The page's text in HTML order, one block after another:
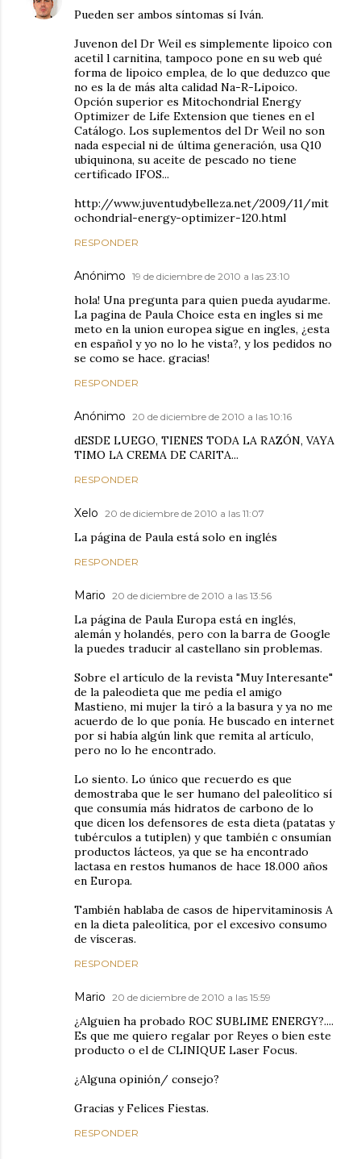
Pueden ser ambos síntomas sí Iván.
Juvenon del Dr Weil es simplemente lipoico con
acetil l carnitina, tampoco pone en su web qué
forma de lipoico emplea, de lo que deduzco que
no es la de más alta calidad Na-R-Lipoico.
Opción superior es Mitochondrial Energy
Optimizer de Life Extension que tienes en el
Catálogo. Los suplementos del Dr Weil no son
nada especial ni de última generación, usa Q10
ubiquinona, su aceite de pescado no tiene
certificado IFOS...
http://www.juventudybelleza.net/2009/11/mit
ochondrial-energy-optimizer-120.html
RESPONDER
Anónimo 19 de diciembre de 2010 a las 23:10
hola! Una pregunta para quien pueda ayudarme.
La pagina de Paula Choice esta en ingles si me
meto en la union europea sigue en ingles, ¿esta
en español y yo no lo he vista?, y los pedidos no
se como se hace. gracias!
RESPONDER
Anónimo 20 de diciembre de 2010 a las 10:16
dESDE LUEGO, TIENES TODA LA RAZÓN, VAYA
TIMO LA CREMA DE CARITA...
RESPONDER
Xelo 20 de diciembre de 2010 a las 11:07
La página de Paula está solo en inglés
RESPONDER
Mario 20 de diciembre de 2010 a las 13:56
La página de Paula Europa está en inglés,
alemán y holandés, pero con la barra de Google
la puedes traducir al castellano sin problemas.
Sobre el artículo de la revista "Muy Interesante"
de la paleodieta que me pedía el amigo
Mastieno, mi mujer la tiró a la basura y ya no me
acuerdo de lo que ponía. He buscado en internet
por si había algún link que remita al artículo,
pero no lo he encontrado.
Lo siento. Lo único que recuerdo es que
demostraba que le ser humano del paleolítico sí
que consumía más hidratos de carbono de lo
que dicen los defensores de esta dieta (patatas y
tubérculos a tutiplen) y que también c onsumían
productos lácteos, ya que se ha encontrado
lactasa en restos humanos de hace 18.000 años
en Europa.
También hablaba de casos de hipervitaminosis A
en la dieta paleolítica, por el excesivo consumo
de vísceras.
RESPONDER
Mario 20 de diciembre de 2010 a las 15:59
¿Alguien ha probado ROC SUBLIME ENERGY?....
Es que me quiero regalar por Reyes o bien este
producto o el de CLINIQUE Laser Focus.
¿Alguna opinión/ consejo?
Gracias y Felices Fiestas.
RESPONDER